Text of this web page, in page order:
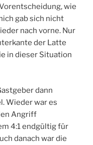
wie
gab sich nicht
nach vorne. Nur
der Latte
in dieser Situation
dann
Wieder war es
Angriff
4:1 endgültig für
danach war die